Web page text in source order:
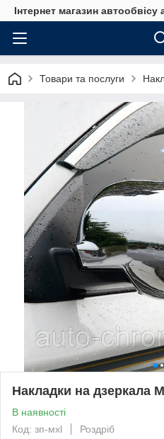
Інтернет магазин
Товари та послуги
Накладки на дзеркала
В наявності
Код: зп-мxl
Роздріб